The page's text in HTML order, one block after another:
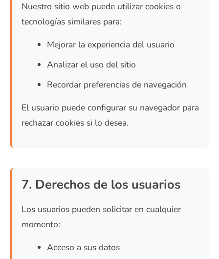
Nuestro sitio web puede utilizar cookies o
tecnologías similares para:
Mejorar la experiencia del usuario
Analizar el uso del sitio
Recordar preferencias de navegación
El usuario puede configurar su navegador para
rechazar cookies si lo desea.
7. Derechos de los usuarios
Los usuarios pueden solicitar en cualquier
momento:
Acceso a sus datos